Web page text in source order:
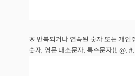
※ 반복되거나 연속된 숫자 또는 개인
숫자, 영문 대소문자, 특수문자(!, @,